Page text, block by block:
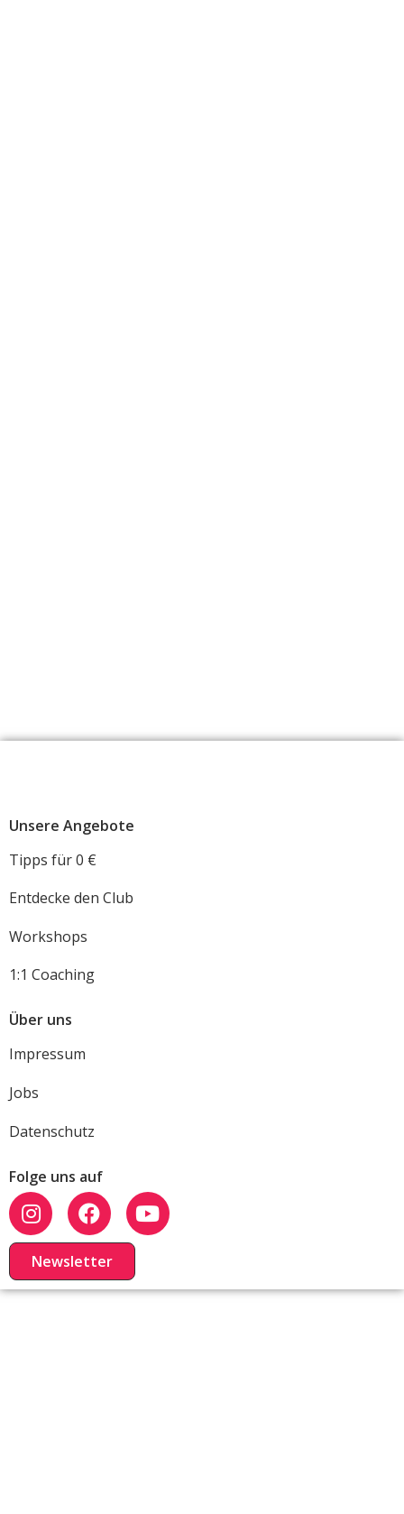
Unsere Angebote
Tipps für 0 €
Entdecke den Club
Workshops
1:1 Coaching
Über uns
Impressum
Jobs
Datenschutz
Folge uns auf
Newsletter